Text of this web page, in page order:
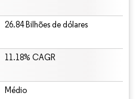
26.84 Bilhões de dólares
11.18% CAGR
Médio